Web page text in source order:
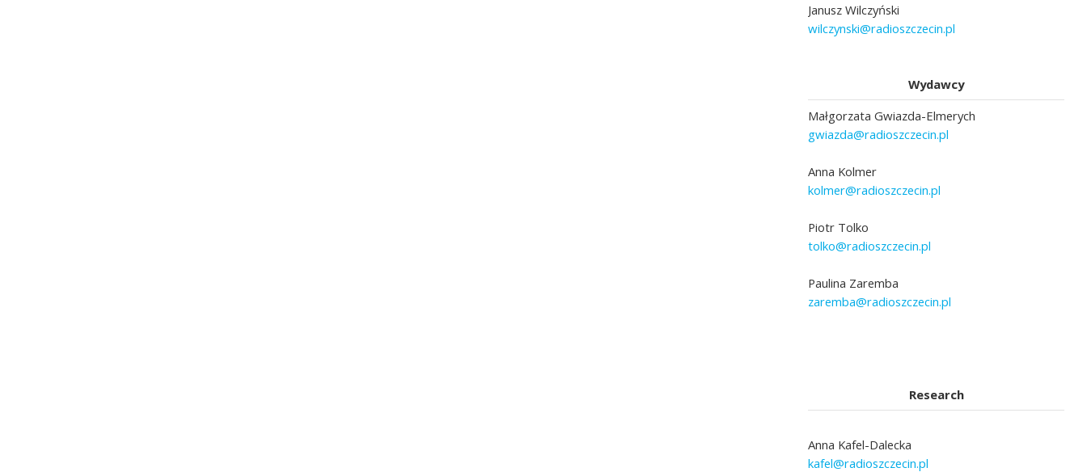
Janusz Wilczyński
wilczynski@radioszczecin.pl
Wydawcy
Małgorzata Gwiazda-Elmerych
gwiazda@radioszczecin.pl
Anna Kolmer
kolmer@radioszczecin.pl
Piotr Tolko
tolko@radioszczecin.pl
Paulina Zaremba
zaremba@radioszczecin.pl
Research
Anna Kafel-Dalecka
kafel@radioszczecin.pl